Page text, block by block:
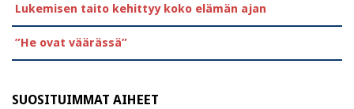
Lukemisen taito kehittyy koko elämän ajan
”He ovat väärässä”
SUOSITUIMMAT AIHEET